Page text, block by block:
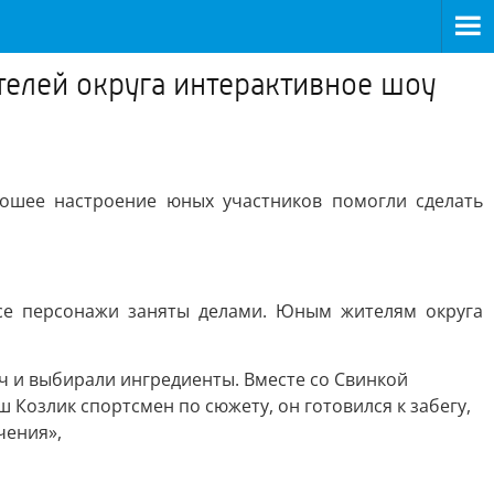
округа интерактивное шоу
настроение юных участников помогли сделать
персонажи заняты делами. Юным жителям округа
и выбирали ингредиенты. Вместе со Свинкой
спортсмен по сюжету, он готовился к забегу,